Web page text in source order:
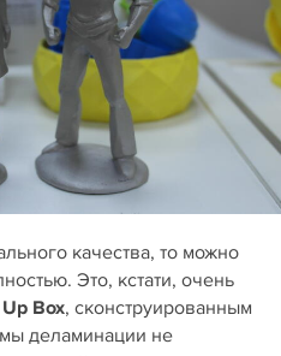
качества, то можно
Это, кстати, очень
Up Box, сконструированным
деламинации не